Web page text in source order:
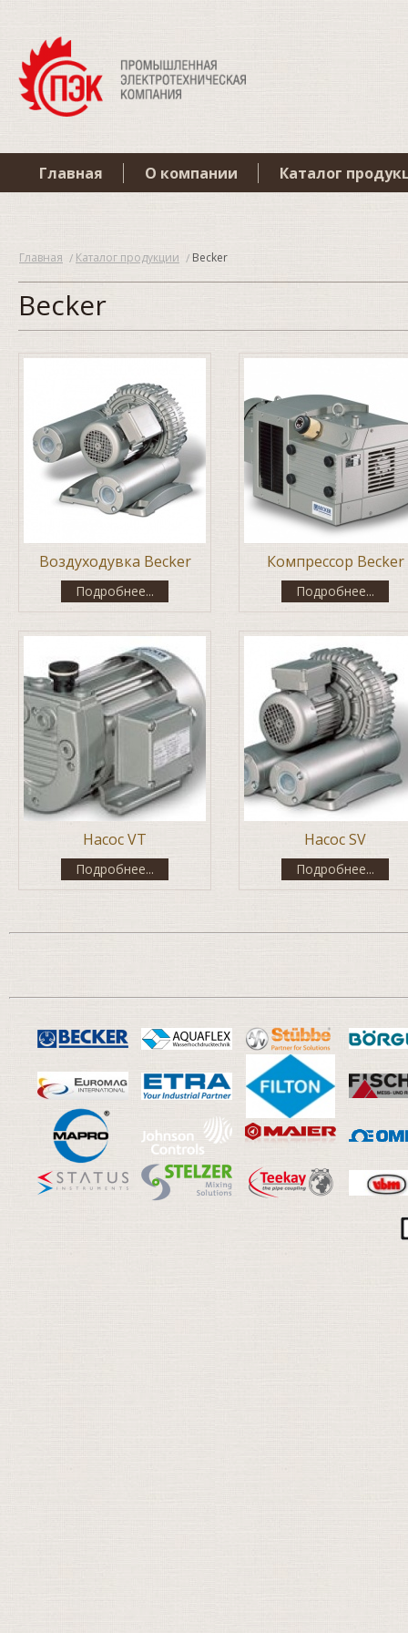
Главная О компании Каталог
Главная Каталог продукции Becker
Becker
Воздуходувка Becker
Подробнее...
Компрессор Becker
Подробнее...
Насос VT
Подробнее...
Насос SV
Подробнее...